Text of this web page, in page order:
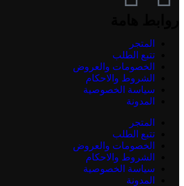
المتجر
تتبع الطلب
الخصومات والعروض
الشروط والاحكام
سياسة الخصوصية
المدونة
المتجر
تتبع الطلب
الخصومات والعروض
الشروط والاحكام
سياسة الخصوصية
المدونة